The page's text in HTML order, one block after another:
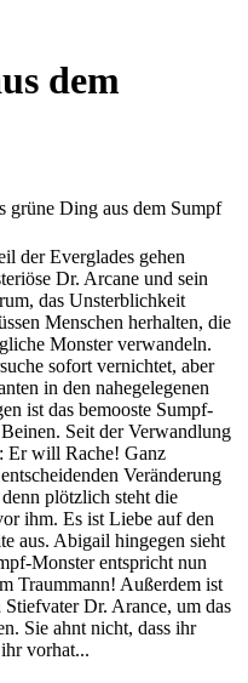
dem
grüne Ding aus dem Sumpf
der Everglades gehen
Dr. Arcane und sein
das Unsterblichkeit
Menschen herhalten, die
Monster verwandeln.
sofort vernichtet, aber
in den nahegelegenen
ist das bemooste Sumpf-
Seit der Verwandlung
Er will Rache! Ganz
Veränderung
plötzlich steht die
ihm. Es ist Liebe auf den
aus. Abigail hingegen sieht
Monster entspricht nun
Traummann! Außerdem ist
Dr. Arance, um das
Sie ahnt nicht, dass ihr
vorhat...